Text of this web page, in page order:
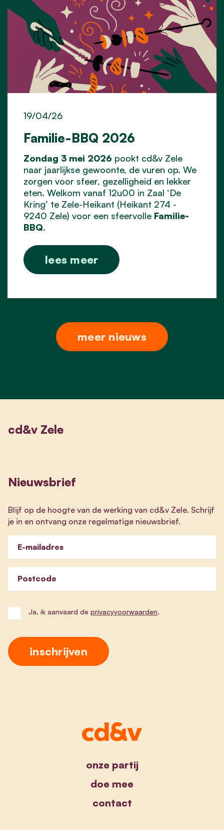
Familie-BBQ 2026
19/04/26
Zondag 3 mei 2026 pookt cd&v Zele
naar jaarlijkse gewoonte, de vuren op. We
zorgen voor sfeer, gezelligheid en lekker
eten. Welkom vanaf 12u00 in Zaal ‘De
Kring’ te Zele-Heikant (Heikant 274 -
9240 Zele) voor een sfeervolle Familie-
BBQ.
lees meer
meer nieuws
cd&v Zele
Nieuwsbrief
Blijf op de hoogte van de werking van cd&v Zele. Schrijf
je in en ontvang onze regelmatige nieuwsbrief.
E-mailadres
Postcode
Ja, ik aanvaard de privacyvoorwaarden.
onze partij
doe mee
contact